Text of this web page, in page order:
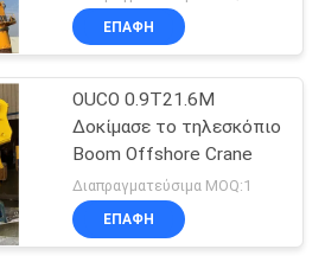
ηλεκτρική για βαρέων
καθηκόντων
ΕΠΑΦΉ
OUCO 0.9T21.6M
Δοκίμασε το τηλεσκόπιο
Boom Offshore Crane
Διαπραγματεύσιμα MOQ:1
ΕΠΑΦΉ